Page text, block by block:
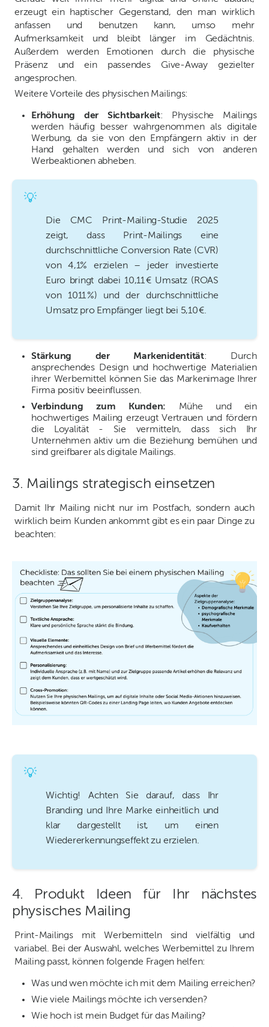
erzeugt ein haptischer Gegenstand, den man wirklich
anfassen und benutzen kann, umso mehr
Aufmerksamkeit und bleibt länger im Gedächtnis.
Außerdem werden Emotionen durch die physische
Präsenz und ein passendes Give-Away gezielter
angesprochen.
Weitere Vorteile des physischen Mailings:
Erhöhung der Sichtbarkeit: Physische Mailings
werden häufig besser wahrgenommen als digitale
Werbung, da sie von den Empfängern aktiv in der
Hand gehalten werden und sich von anderen
Werbeaktionen abheben.
💡
Die CMC Print-Mailing-Studie 2025
zeigt, dass Print-Mailings eine
durchschnittliche Conversion Rate (CVR)
von 4,1% erzielen – jeder investierte
Euro bringt dabei 10,11 € Umsatz (ROAS
von 1011 %) und der durchschnittliche
Umsatz pro Empfänger liegt bei 5,10 €.
Stärkung der Markenidentität: Durch
ansprechendes Design und hochwertige Materialien
ihrer Werbemittel können Sie das Markenimage Ihrer
Firma positiv beeinflussen.
Verbindung zum Kunden: Mühe und ein
hochwertiges Mailing erzeugt Vertrauen und fördern
die Loyalität - Sie vermitteln, dass sich Ihr
Unternehmen aktiv um die Beziehung bemühen und
sind greifbarer als digitale Mailings.
3. Mailings strategisch einsetzen
Damit Ihr Mailing nicht nur im Postfach, sondern auch
wirklich beim Kunden ankommt gibt es ein paar Dinge zu
beachten:
💡
Wichtig! Achten Sie darauf, dass Ihr
Branding und Ihre Marke einheitlich und
klar dargestellt ist, um einen
Wiedererkennungseffekt zu erzielen.
4. Produkt Ideen für Ihr nächstes
physisches Mailing
Print-Mailings mit Werbemitteln sind vielfältig und
variabel. Bei der Auswahl, welches Werbemittel zu Ihrem
Mailing passt, können folgende Fragen helfen:
Was und wen möchte ich mit dem Mailing erreichen?
Wie viele Mailings möchte ich versenden?
Wie hoch ist mein Budget für das Mailing?